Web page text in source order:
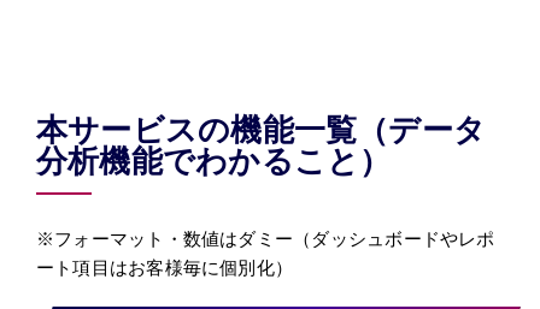
本サービスの機能一覧（データ
分析機能でわかること）
※フォーマット・数値はダミー（ダッシュボードやレポ
ート項目はお客様毎に個別化）